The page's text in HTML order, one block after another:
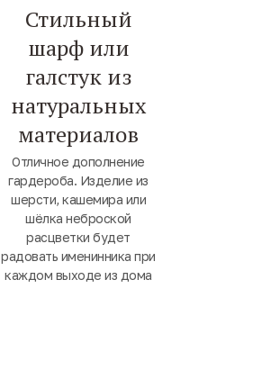
Стильный
шарф или
галстук из
натуральных
материалов
Отличное дополнение
гардероба. Изделие из
шерсти, кашемира или
шёлка неброской
расцветки будет
радовать именинника при
каждом выходе из дома